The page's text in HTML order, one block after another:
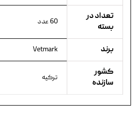
تعداد در
بسته
60 عدد
برند Vetmark
کشور
سازنده
ترکیه